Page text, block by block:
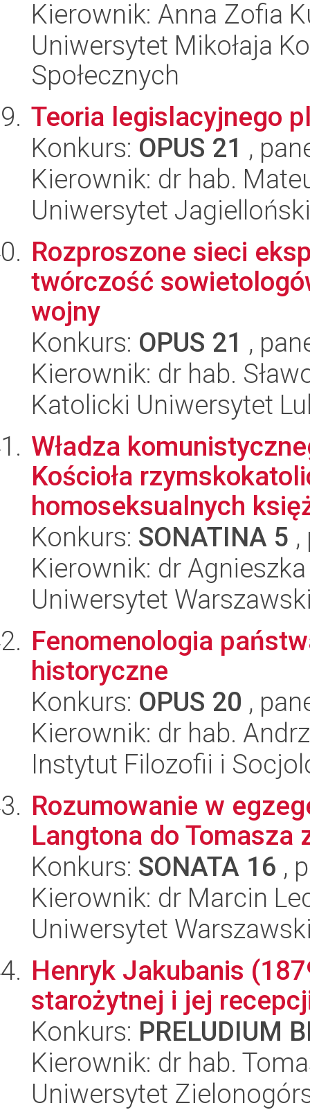
Kierownik: Anna Zofia
Uniwersytet Mikołaja
Społecznych
Teoria legislacyjnego
Konkurs: OPUS 21 ,
Kierownik: dr hab.
Uniwersytet
Rozproszone sieci
twórczość
wojny
Konkurs: OPUS 21 ,
Kierownik: dr hab.
Katolicki Uniwersytet
Władza
Kościoła
homoseksualnych
Konkurs: SONATINA 5
Kierownik: dr
Uniwersytet
Fenomenologia
historyczne
Konkurs: OPUS 20 ,
Kierownik: dr hab.
Instytut Filozofii i
Rozumowanie w
Langtona do Tomasza
Konkurs: SONATA 16 ,
Kierownik: dr Marcin
Uniwersytet
Henryk Jakubanis
starożytnej i jej
Konkurs: PRELUDIUM
Kierownik: dr hab.
Uniwersytet